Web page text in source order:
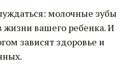
молочные зубы
жизни вашего ребенка. И
зависят здоровье и